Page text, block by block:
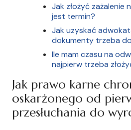
Jak złożyć zażalenie
jest termin?
Jak uzyskać
dokumenty trzeba
Ile mam czasu na
najpierw trzeba
Jak prawo karne
oskarżonego od
przesłuchania do